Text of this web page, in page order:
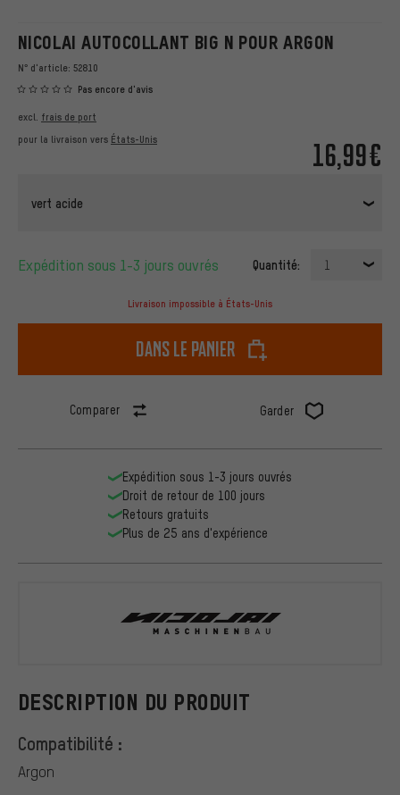
NICOLAI AUTOCOLLANT BIG N POUR ARGON
N° d'article: 52810
Pas encore d'avis
16,99€
excl. frais de port
pour la livraison vers États-Unis
vert acide
Expédition sous 1-3 jours ouvrés Quantité: 1
Livraison impossible à États-Unis
dans le panier
Comparer Garder
DESCRIPTION DU PRODUIT
Compatibilité :
Argon
Expédition sous 1-3 jours ouvrés
Droit de retour de 100 jours
Retours gratuits
Plus de 25 ans d'expérience